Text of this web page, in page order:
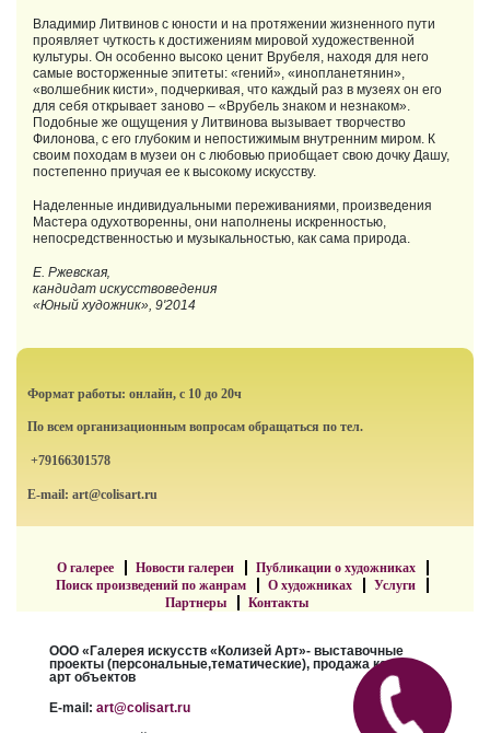
Владимир Литвинов с юности и на протяжении жизненного пути
проявляет чуткость к достижениям мировой художественной
культуры. Он особенно высоко ценит Врубеля, находя для него
самые восторженные эпитеты: «гений», «инопланетянин»,
«волшебник кисти», подчеркивая, что каждый раз в музеях он его
для себя открывает заново – «Врубель знаком и незнаком».
Подобные же ощущения у Литвинова вызывает творчество
Филонова, с его глубоким и непостижимым внутренним миром. К
своим походам в музеи он с любовью приобщает свою дочку Дашу,
постепенно приучая ее к высокому искусству.
Наделенные индивидуальными переживаниями, произведения
Мастера одухотворенны, они наполнены искренностью,
непосредственностью и музыкальностью, как сама природа.
Е. Ржевская‚
кандидат искусствоведения
«Юный художник», 9'2014
Формат работы: онлайн, с 10 до 20ч
По всем организационным вопросам обращаться по тел.
+79166301578
E-mail: art@colisart.ru
О галерее Новости галереи
Публикации о художниках
Поиск произведений по жанрам
О художниках
Услуги
Партнеры
Контакты
ООО «Галерея искусств «Колизей Арт»- выставочные
проекты (персональные,тематические), продажа картин,
арт объектов
E-mail: art@colisart.ru